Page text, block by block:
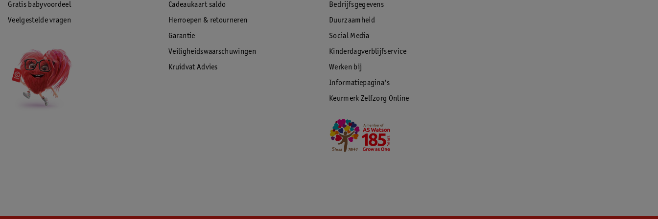
Gratis babyvoordeel
Veelgestelde vragen
Cadeaukaart saldo
Herroepen & retourneren
Garantie
Veiligheidswaarschuwingen
Kruidvat Advies
Bedrijfsgegevens
Duurzaamheid
Social Media
Kinderdagverblijfservice
Werken bij
Informatiepagina's
Keurmerk Zelfzorg Online